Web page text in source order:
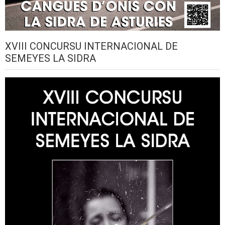
XVIII CONCURSU INTERNACIONAL DE
SEMEYES LA SIDRA